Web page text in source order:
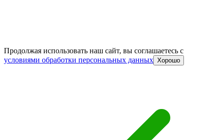
Продолжая использовать наш сайт, вы соглашаетесь c
условиями обработки персональных данных Хорошо